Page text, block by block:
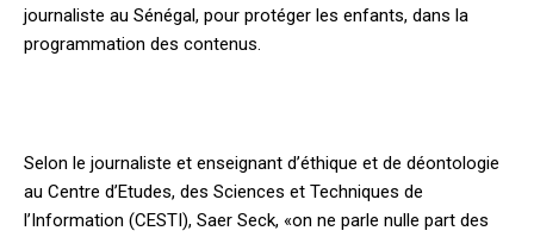
journaliste au Sénégal, pour protéger les enfants, dans la
programmation des contenus.
Selon le journaliste et enseignant d’éthique et de déontologie
au Centre d’Etudes, des Sciences et Techniques de
l’Information (CESTI), Saer Seck, «on ne parle nulle part des